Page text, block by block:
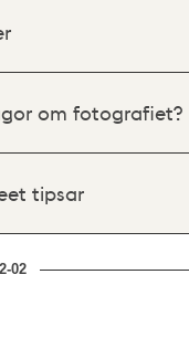
om fotografiet?
tipsar
02